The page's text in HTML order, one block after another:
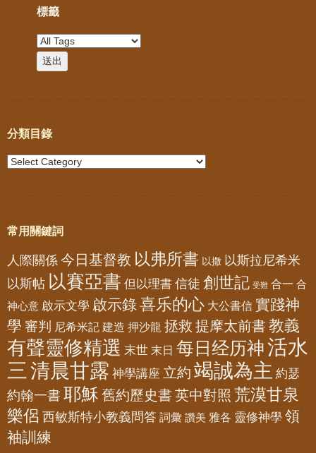
標籤
分類目錄
常用關鍵詞
人際關係 今日基督教 以弗所書 以撒 以斯拉尼希米
以斯帖 以賽亞書 但以理書 信徒 創世記 受難 合一 合
神心意 啟示文學 啟示錄喜乐的心 大公書信 實踐神
學 審判 尼希米記 建造 押沙龍 拯救 提摩太前書 教義
有聲靈修精選 末世 末日 每日经历神活水
三 清晨甘露 神學講座 立約 竭誠為主 約瑟
約翰一書耶穌 舊約歷史書 英中對照 荒漠甘泉
樂侶 西敏斯特小教義問答 詞彙 讚美 雅各 靈修神學 領
袖訓練